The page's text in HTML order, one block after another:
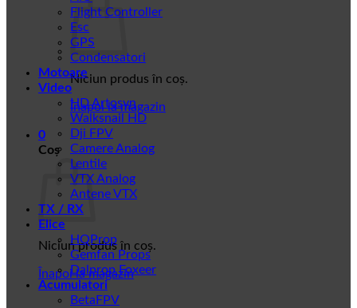
Niciun produs în coș.
Înapoi la magazin
0
Coș
Niciun produs în coș.
Înapoi la magazin
Flight Controller
Esc
GPS
Condensatori
Motoare
Video
HD Artosyn
Walksnail HD
Dji FPV
Camere Analog
Lentile
VTX Analog
Antene VTX
TX / RX
Elice
HQProp
Gemfan Props
Dalprop Foxeer
Acumulatori
BetaFPV